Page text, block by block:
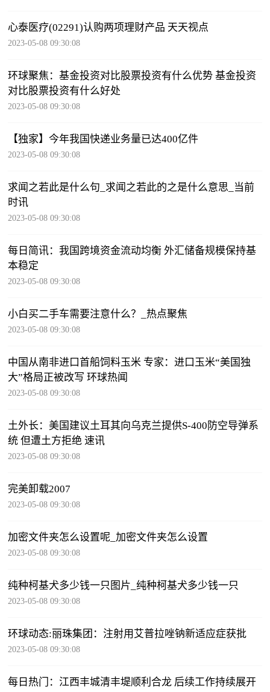
心泰医疗(02291)认购两项理财产品 天天视点
2023-05-08 09:30:08
环球聚焦：基金投资对比股票投资有什么优势 基金投资
对比股票投资有什么好处
2023-05-08 09:30:08
【独家】今年我国快递业务量已达400亿件
2023-05-08 09:30:08
求闻之若此是什么句_求闻之若此的之是什么意思_当前
时讯
2023-05-08 09:30:08
每日简讯：我国跨境资金流动均衡 外汇储备规模保持基
本稳定
2023-05-08 09:30:08
小白买二手车需要注意什么？_热点聚焦
2023-05-08 09:30:08
中国从南非进口首船饲料玉米 专家：进口玉米“美国独
大”格局正被改写 环球热闻
2023-05-08 09:30:08
土外长：美国建议土耳其向乌克兰提供S-400防空导弹系
统 但遭土方拒绝 速讯
2023-05-08 09:30:08
完美卸载2007
2023-05-08 09:30:08
加密文件夹怎么设置呢_加密文件夹怎么设置
2023-05-08 09:30:08
纯种柯基犬多少钱一只图片_纯种柯基犬多少钱一只
2023-05-08 09:30:08
环球动态:丽珠集团：注射用艾普拉唑钠新适应症获批
2023-05-08 09:30:08
每日热门：江西丰城清丰堤顺利合龙 后续工作持续展开